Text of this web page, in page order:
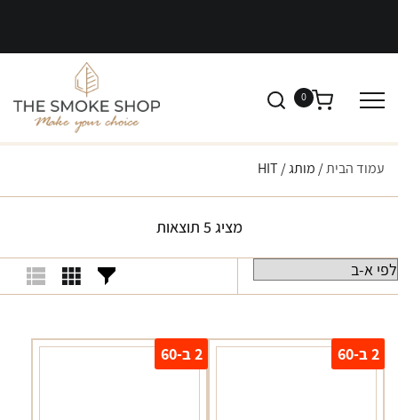
0
עמוד הבית/ מותג / HIT
מציג 5 תוצאות
2 ב-60 2 ב-60